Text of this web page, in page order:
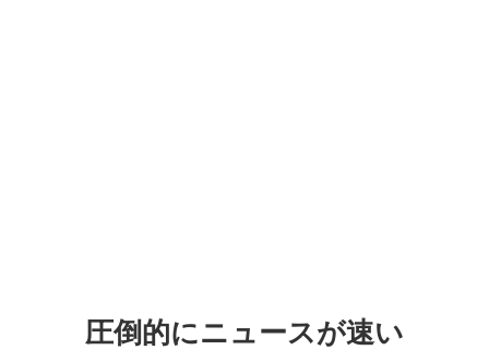
圧倒的にニュースが速い